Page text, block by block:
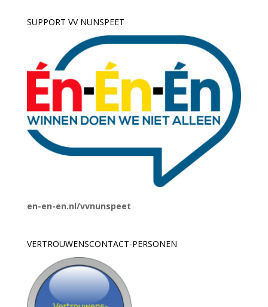
SUPPORT VV NUNSPEET
en-en-en.nl/vvnunspeet
VERTROUWENSCONTACT-PERSONEN